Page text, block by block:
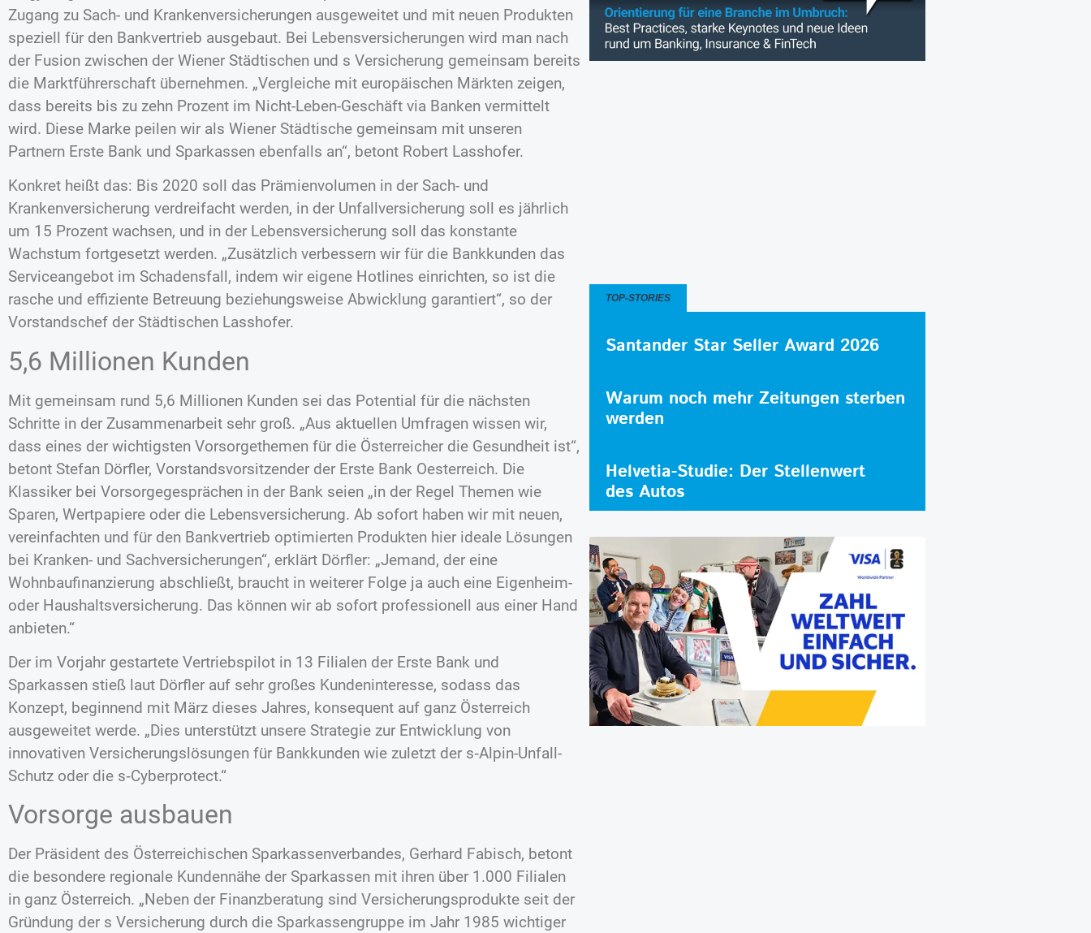
Zugang zu Sach- und Krankenversicherungen ausgeweitet und mit neuen Produkten
speziell für den Bankvertrieb ausgebaut. Bei Lebensversicherungen wird man nach
der Fusion zwischen der Wiener Städtischen und s Versicherung gemeinsam bereits
die Marktführerschaft übernehmen. „Vergleiche mit europäischen Märkten zeigen,
dass bereits bis zu zehn Prozent im Nicht-Leben-Geschäft via Banken vermittelt
wird. Diese Marke peilen wir als Wiener Städtische gemeinsam mit unseren
Partnern Erste Bank und Sparkassen ebenfalls an“, betont Robert Lasshofer.
Konkret heißt das: Bis 2020 soll das Prämienvolumen in der Sach- und
Krankenversicherung verdreifacht werden, in der Unfallversicherung soll es jährlich
um 15 Prozent wachsen, und in der Lebensversicherung soll das konstante
Wachstum fortgesetzt werden. „Zusätzlich verbessern wir für die Bankkunden das
Serviceangebot im Schadensfall, indem wir eigene Hotlines einrichten, so ist die
rasche und effiziente Betreuung beziehungsweise Abwicklung garantiert“, so der
Vorstandschef der Städtischen Lasshofer.
5,6 Millionen Kunden
Mit gemeinsam rund 5,6 Millionen Kunden sei das Potential für die nächsten
Schritte in der Zusammenarbeit sehr groß. „Aus aktuellen Umfragen wissen wir,
dass eines der wichtigsten Vorsorgethemen für die Österreicher die Gesundheit ist“,
betont Stefan Dörfler, Vorstandsvorsitzender der Erste Bank Oesterreich. Die
Klassiker bei Vorsorgegesprächen in der Bank seien „in der Regel Themen wie
Sparen, Wertpapiere oder die Lebensversicherung. Ab sofort haben wir mit neuen,
vereinfachten und für den Bankvertrieb optimierten Produkten hier ideale Lösungen
bei Kranken- und Sachversicherungen“, erklärt Dörfler: „Jemand, der eine
Wohnbaufinanzierung abschließt, braucht in weiterer Folge ja auch eine Eigenheim-
oder Haushaltsversicherung. Das können wir ab sofort professionell aus einer Hand
anbieten.“
Der im Vorjahr gestartete Vertriebspilot in 13 Filialen der Erste Bank und
Sparkassen stieß laut Dörfler auf sehr großes Kundeninteresse, sodass das
Konzept, beginnend mit März dieses Jahres, konsequent auf ganz Österreich
ausgeweitet werde. „Dies unterstützt unsere Strategie zur Entwicklung von
innovativen Versicherungslösungen für Bankkunden wie zuletzt der s‑Alpin-Unfall-
Schutz oder die s‑Cyberprotect.“
Vorsorge ausbauen
Der Präsident des Österreichischen Sparkassenverbandes, Gerhard Fabisch, betont
die besondere regionale Kundennähe der Sparkassen mit ihren über 1.000 Filialen
in ganz Österreich. „Neben der Finanzberatung sind Versicherungsprodukte seit der
Gründung der s Versicherung durch die Sparkassengruppe im Jahr 1985 wichtiger
TOP-STORIES
Santander Star Seller Award 2026
Warum noch mehr Zeitungen sterben
werden
Helvetia-Studie: Der Stellenwert
des Autos